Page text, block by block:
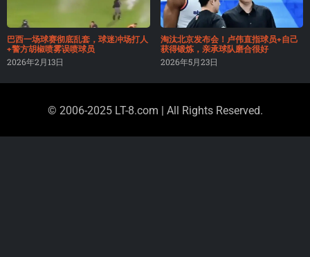
巴西一场球赛彻底乱套，球迷冲场打人
+警方胡椒喷雾误喷球员
2026年2月13日
淘汰北京发布会！卢伟直指球员+自己
获得锻炼，亲承球队磨合很好
2026年5月23日
© 2006-2025 LT-8.com | All Rights Reserved.